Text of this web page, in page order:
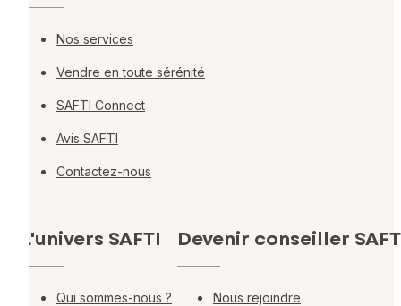
Nos services
Vendre en toute sérénité
SAFTI Connect
Avis SAFTI
Contactez-nous
L'univers SAFTI
Qui sommes-nous ?
Devenir conseiller
Nous rejoindre